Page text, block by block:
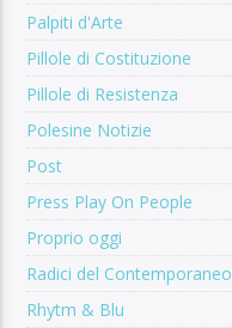
Palpiti d'Arte
Pillole di Costituzione
Pillole di Resistenza
Polesine Notizie
Post
Press Play On People
Proprio oggi
Radici del Contemporaneo
Rhytm & Blu